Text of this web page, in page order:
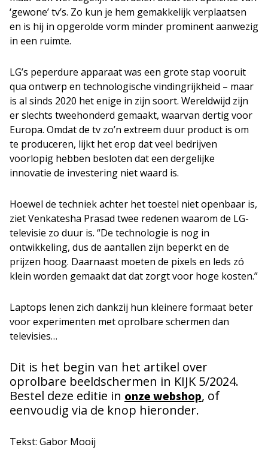
‘gewone’ tv’s. Zo kun je hem gemakkelijk verplaatsen
en is hij in opgerolde vorm minder prominent aanwezig
in een ruimte.
LG’s peperdure apparaat was een grote stap vooruit
qua ontwerp en technologische vindingrijkheid – maar
is al sinds 2020 het enige in zijn soort. Wereldwijd zijn
er slechts tweehonderd gemaakt, waarvan dertig voor
Europa. Omdat de tv zo’n extreem duur product is om
te produceren, lijkt het erop dat veel bedrijven
voorlopig hebben besloten dat een dergelijke
innovatie de investering niet waard is.
Hoewel de techniek achter het toestel niet openbaar is,
ziet Venkatesha Prasad twee redenen waarom de LG-
televisie zo duur is. “De technologie is nog in
ontwikkeling, dus de aantallen zijn beperkt en de
prijzen hoog. Daarnaast moeten de pixels en leds zó
klein worden gemaakt dat dat zorgt voor hoge kosten.”
Laptops lenen zich dankzij hun kleinere formaat beter
voor experimenten met oprolbare schermen dan
televisies…
Dit is het begin van het artikel over
oprolbare beeldschermen in KIJK 5/2024.
Bestel deze editie in onze webshop, of
eenvoudig via de knop hieronder.
Tekst: Gabor Mooij